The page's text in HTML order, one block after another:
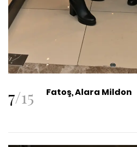
7/15 Fatoş, Alara Mildon